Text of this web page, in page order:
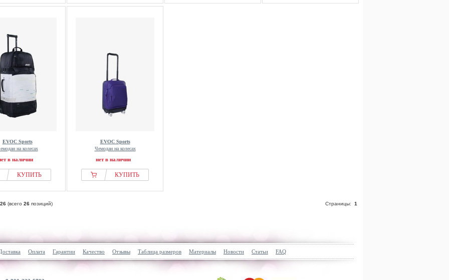
EVOC Sports
на колесах
в наличии
КУПИТЬ
EVOC Sports
Чемодан на колесах
нет в наличии
КУПИТЬ
26 (всего 26 позиций) Страницы: 1
Оплата Гарантии Качество Отзывы Таблица размеров Материалы Новости Статьи FAQ